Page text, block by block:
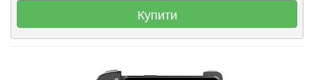
Купити